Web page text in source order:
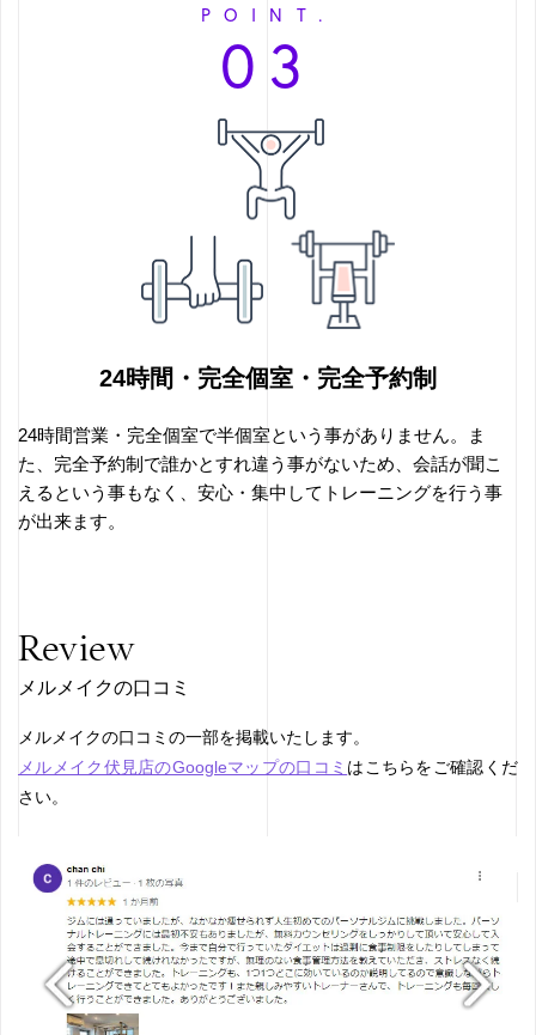
POINT.
03
24時間・完全個室・完全予約制
24時間営業・完全個室で半個室という事がありません。ま
た、完全予約制で誰かとすれ違う事がないため、会話が聞こ
えるという事もなく、安心・集中してトレーニングを行う事
が出来ます。
Review
メルメイクの口コミ
メルメイクの口コミの一部を掲載いたします。
メルメイク伏見店のGoogleマップの口コミ はこちらをご確認くだ
さい。